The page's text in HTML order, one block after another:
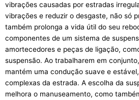
vibrações causadas por estradas
vibrações e reduzir o desgaste, não só
também prolonga a vida útil do seu
componentes de um sistema de
amortecedores e peças de ligação,
suspensão. Ao trabalharem em
mantém uma condução suave e
complexas da estrada. A escolha da
melhora o manuseamento, como